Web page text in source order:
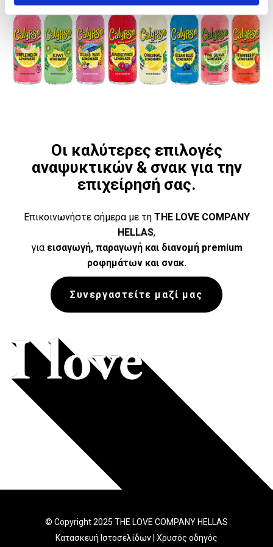
Οι καλύτερες επιλογές
αναψυκτικών & σνακ για την
επιχείρησή σας.
Επικοινωνήστε σήμερα με τη THE LOVE COMPANY
HELLAS,
για εισαγωγή, παραγωγή και διανομή premium
ροφημάτων και σνακ.
Συνεργαστείτε μαζί μας
© Copyright 2025 THE LOVE COMPANY HELLAS
Κατασκευή Ιστοσελίδων | Χρυσός οδηγός